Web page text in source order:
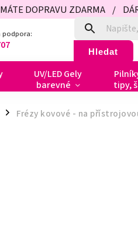
DOPRAVU ZDARMA /
podpora:
Hledat
UV/LED Gely
barevné
tipy,
/ Frézy kovové - na